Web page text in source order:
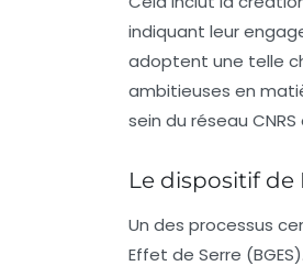
indiquant leur
adoptent une telle
ambitieuses en
sein du réseau
Le dispositif de
Un des processus
Effet de Serre